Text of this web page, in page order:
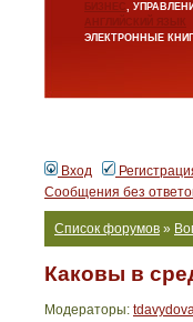
БИЗНЕС,
АНГЛИЙСКИЙ ЯЗЫК
ЭЛЕКТРОННЫЕ
Вход
Сообщения без
Список форумов »
Каковы в
Модераторы: